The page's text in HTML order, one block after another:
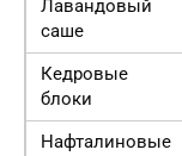
Лавандовый
саше
Кедровые
блоки
Нафталиновые